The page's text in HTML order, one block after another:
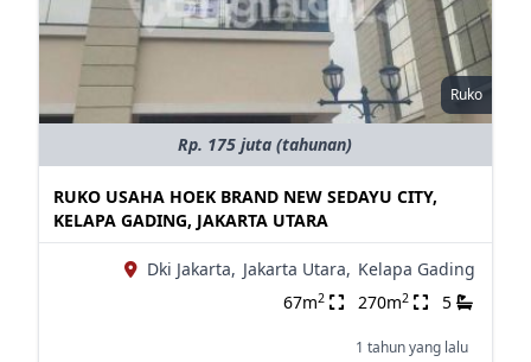
Ruko
Rp. 175 juta (tahunan)
RUKO USAHA HOEK BRAND NEW SEDAYU CITY,
KELAPA GADING, JAKARTA UTARA
Dki Jakarta, Jakarta Utara, Kelapa Gading
67m2 270m2 5
1 tahun yang lalu